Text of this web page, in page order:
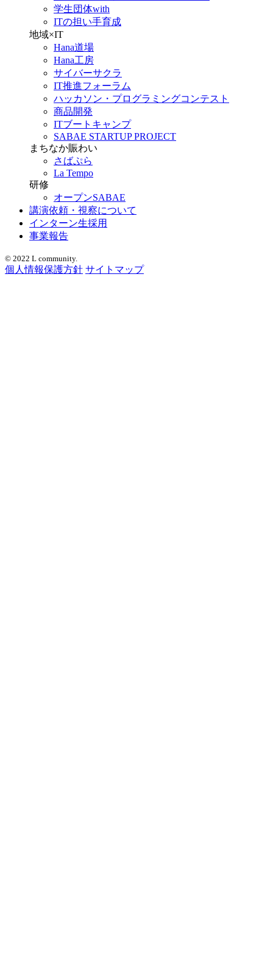
学生団体with
ITの担い手育成
地域×IT
Hana道場
Hana工房
サイバーサクラ
IT推進フォーラム
ハッカソン・プログラミングコンテスト
商品開発
ITブートキャンプ
SABAE STARTUP PROJECT
まちなか賑わい
さばぷら
La Tempo
研修
オープンSABAE
講演依頼・視察について
インターン生採用
事業報告
© 2022 L community.
個人情報保護方針 サイトマップ